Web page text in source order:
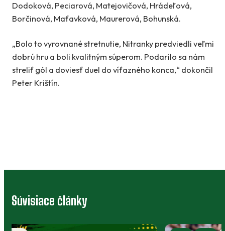
Dodoková, Peciarová, Matejovičová, Hrádeľová,
Borčinová, Maťavková, Maurerová, Bohunská.
„Bolo to vyrovnané stretnutie, Nitranky predviedli veľmi
dobrú hru a boli kvalitným súperom. Podarilo sa nám
streliť gól a doviesť duel do víťazného konca,“ dokončil
Peter Krištín.
Súvisiace články